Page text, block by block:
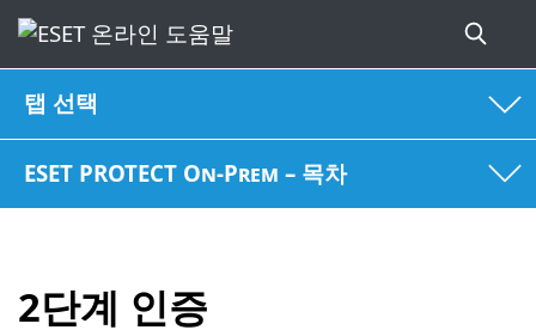
탭 선택
ESET PROTECT On-Prem – 목차
2단계 인증